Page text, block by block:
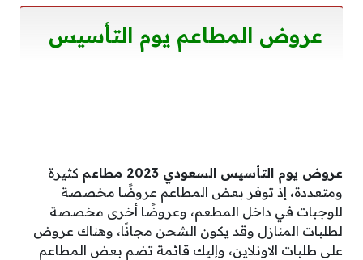
عروض المطاعم يوم التأسيس
عروض يوم التأسيس السعودي 2023 مطاعم
كثيرة
ومتعددة، إذ توفر بعض المطاعم عروضًا مخصصة
للوجبات في داخل المطعم، وعروضًا أخرى مخصصة
لطلبات المنازل وقد يكون الشحن مجانًا، وهناك عروض
على طلبات الاونلاين، وإليك قائمة تضم بعض المطاعم